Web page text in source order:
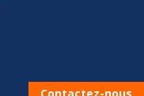
Contactez-nous